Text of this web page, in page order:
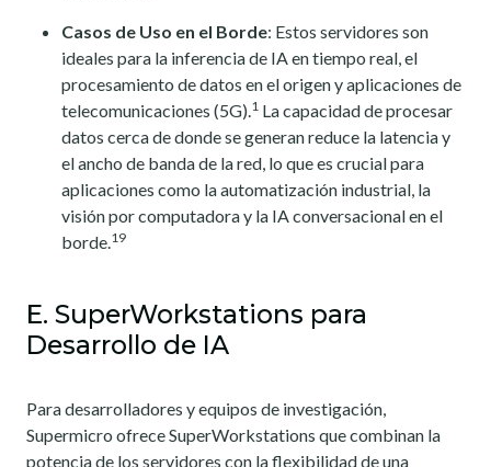
Casos de Uso en el Borde: Estos servidores son
ideales para la inferencia de IA en tiempo real, el
procesamiento de datos en el origen y aplicaciones de
telecomunicaciones (5G).1 La capacidad de procesar
datos cerca de donde se generan reduce la latencia y
el ancho de banda de la red, lo que es crucial para
aplicaciones como la automatización industrial, la
visión por computadora y la IA conversacional en el
borde.19
E. SuperWorkstations para
Desarrollo de IA
Para desarrolladores y equipos de investigación,
Supermicro ofrece SuperWorkstations que combinan la
potencia de los servidores con la flexibilidad de una